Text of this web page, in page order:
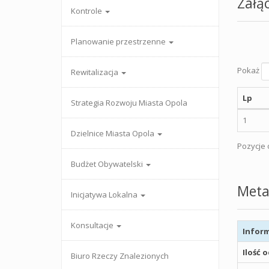
Kontrole
Planowanie przestrzenne
Rewitalizacja
Strategia Rozwoju Miasta Opola
Dzielnice Miasta Opola
Budżet Obywatelski
Inicjatywa Lokalna
Konsultacje
Biuro Rzeczy Znalezionych
Pokaż
Lp
1
Pozycje
Ilość